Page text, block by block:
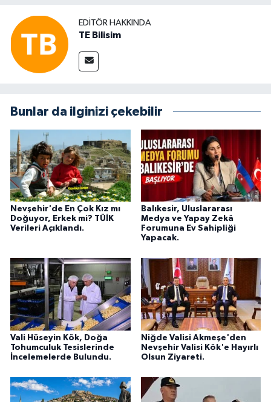
EDITÖR HAKKINDA
TE Bilisim
Bunlar da ilginizi çekebilir
Nevşehir'de En Çok Kız mı
Doğuyor, Erkek mi? TÜİK
Verileri Açıklandı.
Balıkesir, Uluslararası
Medya ve Yapay Zekâ
Forumuna Ev Sahipliği
Yapacak.
Vali Hüseyin Kök, Doğa
Tohumculuk Tesislerinde
İncelemelerde Bulundu.
Niğde Valisi Akmeşe'den
Nevşehir Valisi Kök'e Hayırlı
Olsun Ziyareti.